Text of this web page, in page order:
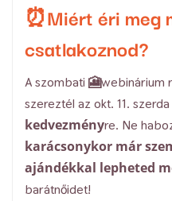
⏰Miért éri meg
csatlakoznod?
A szombati 🎦webinárium
szereztél az okt. 11.
kedvezményre. Ne
karácsonykor már
ajándékkal lepheted
barátnőidet!